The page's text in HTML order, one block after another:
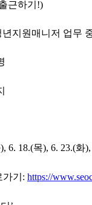
근하기!)
지원매니저 업무
6. 18.(목), 6. 23.(
가기: https://